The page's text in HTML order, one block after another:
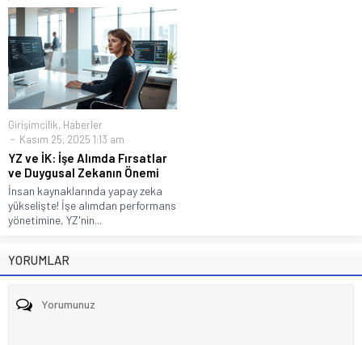
Girişimcilik, Haberler
Kasım 25, 2025 1:13 am
YZ ve İK: İşe Alımda Fırsatlar
ve Duygusal Zekanın Önemi
İnsan kaynaklarında yapay zeka
yükselişte! İşe alımdan performans
yönetimine, YZ'nin...
YORUMLAR